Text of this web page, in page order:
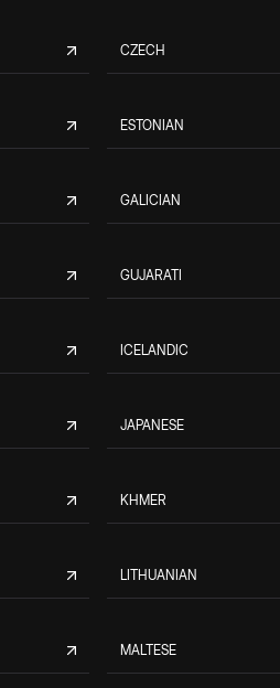
CZECH
ESTONIAN
GALICIAN
GUJARATI
ICELANDIC
JAPANESE
KHMER
LITHUANIAN
MALTESE